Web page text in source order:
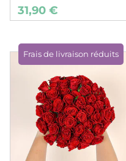
31,90 €
Frais de livraison réduits